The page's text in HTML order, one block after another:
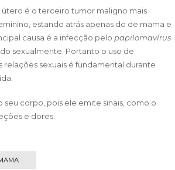
é o terceiro tumor maligno mais
estando atrás apenas do de mama e
causa é a infecção pelo papilomavírus
sexualmente. Portanto o uso de
relações sexuais é fundamental durante
seu corpo, pois ele emite sinais, como o
e dores.